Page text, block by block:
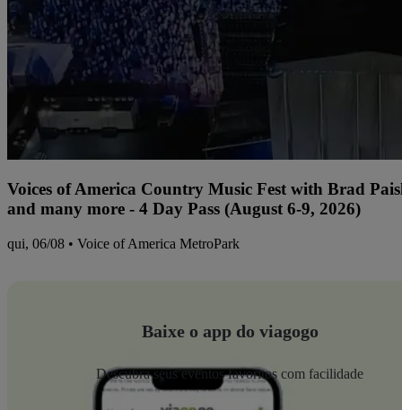
Voices of America Country Music Fest with Brad
and many more - 4 Day Pass (August 6-9, 2026)
qui, 06/08 • Voice of America MetroPark
Baixe o app do viagogo
Descubra seus eventos favoritos com facilidade